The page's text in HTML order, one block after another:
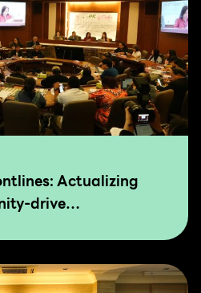
Actualizing
drive